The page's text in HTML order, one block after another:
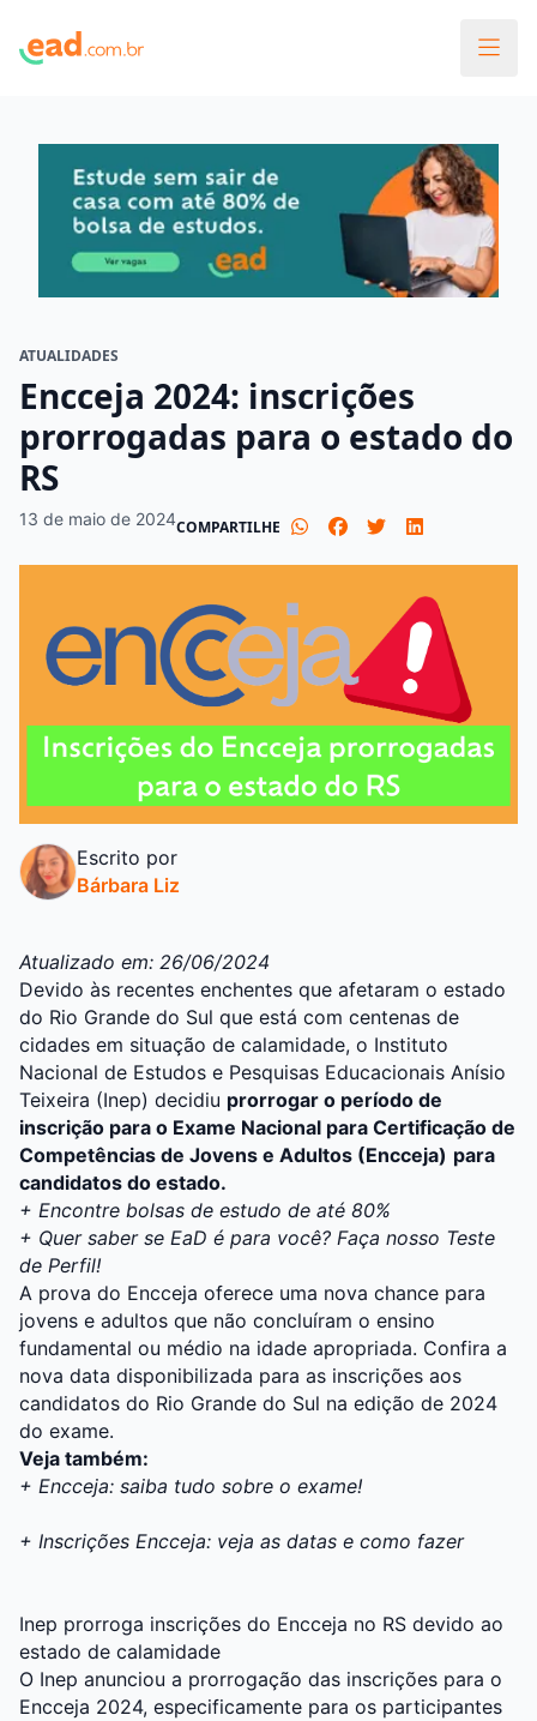
ATUALIDADES
Encceja 2024: inscrições
prorrogadas para o estado do
RS
13 de maio de 2024COMPARTILHE
Escrito por
Bárbara Liz
Atualizado em: 26/06/2024
Devido às recentes enchentes que afetaram o estado
do Rio Grande do Sul que está com centenas de
cidades em situação de calamidade, o Instituto
Nacional de Estudos e Pesquisas Educacionais Anísio
Teixeira (Inep) decidiu prorrogar o período de
inscrição para o Exame Nacional para Certificação de
Competências de Jovens e Adultos (Encceja) para
candidatos do estado.
+ Encontre bolsas de estudo de até 80%
+ Quer saber se EaD é para você? Faça nosso Teste
de Perfil!
A prova do Encceja oferece uma nova chance para
jovens e adultos que não concluíram o ensino
fundamental ou médio na idade apropriada. Confira a
nova data disponibilizada para as inscrições aos
candidatos do Rio Grande do Sul na edição de 2024
do exame.
Veja também:
+ Encceja: saiba tudo sobre o exame!
+ Inscrições Encceja: veja as datas e como fazer
Inep prorroga inscrições do Encceja no RS devido ao
estado de calamidade
O Inep anunciou a prorrogação das inscrições para o
Encceja 2024, especificamente para os participantes